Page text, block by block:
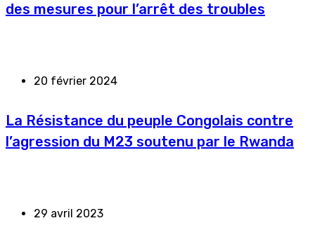
des mesures pour l’arrêt des troubles
20 février 2024
La Résistance du peuple Congolais contre
l’agression du M23 soutenu par le Rwanda
29 avril 2023